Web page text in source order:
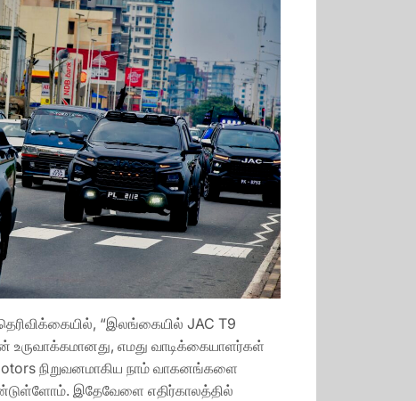
தெரிவிக்கையில், “இலங்கையில் JAC T9
எமது வாடிக்கையாளர்கள்
நிறுவனமாகிய நாம் வாகனங்களை
இதேவேளை எதிர்காலத்தில்